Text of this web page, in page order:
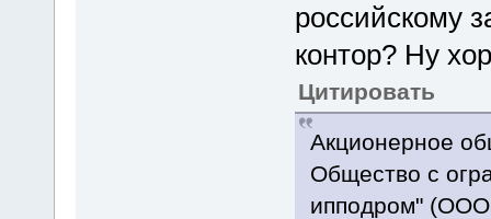
российскому
контор? Ну
Цитировать
Акционерное
Общество с
ипподром" (ООО